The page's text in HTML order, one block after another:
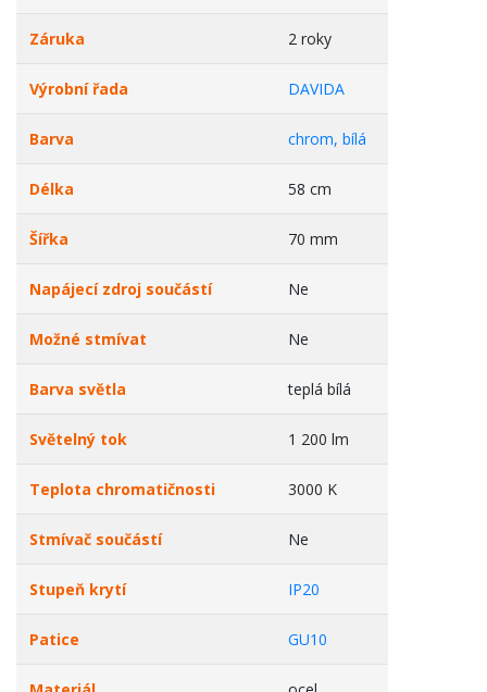
Záruka 2 roky
Výrobní řada DAVIDA
Barva chrom, bílá
Délka 58 cm
Šířka 70 mm
Napájecí zdroj součástí Ne
Možné stmívat Ne
Barva světla teplá bílá
Světelný tok 1 200 lm
Teplota chromatičnosti 3000 K
Stmívač součástí Ne
Stupeň krytí IP20
Patice GU10